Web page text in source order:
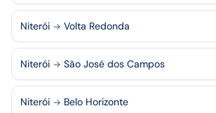
Niterói Volta Redonda
Niterói São José dos Campos
Niterói Belo Horizonte